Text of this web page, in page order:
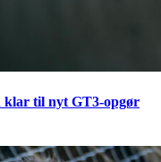
klar til nyt GT3-opgør